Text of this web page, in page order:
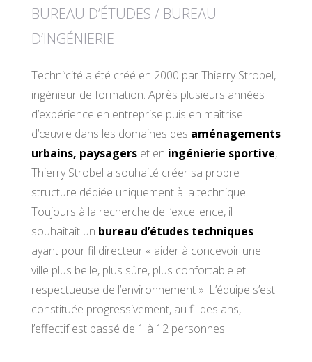
BUREAU D’ÉTUDES / BUREAU
D’INGÉNIERIE
Techni’cité a été créé en 2000 par Thierry Strobel,
ingénieur de formation. Après plusieurs années
d’expérience en entreprise puis en maîtrise
d’œuvre dans les domaines des aménagements
urbains, paysagerset en ingénierie sportive,
Thierry Strobel a souhaité créer sa propre
structure dédiée uniquement à la technique.
Toujours à la recherche de l’excellence, il
souhaitait un bureau d’études techniques
ayant pour fil directeur « aider à concevoir une
ville plus belle, plus sûre, plus confortable et
respectueuse de l’environnement ». L’équipe s’est
constituée progressivement, au fil des ans,
l’effectif est passé de 1 à 12 personnes.